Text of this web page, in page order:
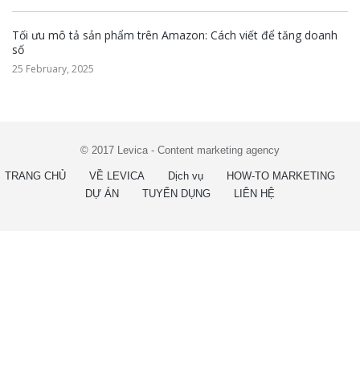
Tối ưu mô tả sản phẩm trên Amazon: Cách viết để tăng doanh
số
25 February, 2025
© 2017 Levica - Content marketing agency
TRANG CHỦ VỀ LEVICA Dịch vụ
HOW-TO MARKETING
DỰ ÁN
TUYỂN DỤNG LIÊN HỆ